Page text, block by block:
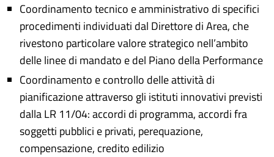
Coordinamento tecnico e amministrativo di specifici
procedimenti individuati dal Direttore di Area, che
rivestono particolare valore strategico nell’ambito
delle linee di mandato e del Piano della Performance
Coordinamento e controllo delle attività di
pianificazione attraverso gli istituti innovativi previsti
dalla LR 11/04: accordi di programma, accordi fra
soggetti pubblici e privati, perequazione,
compensazione, credito edilizio